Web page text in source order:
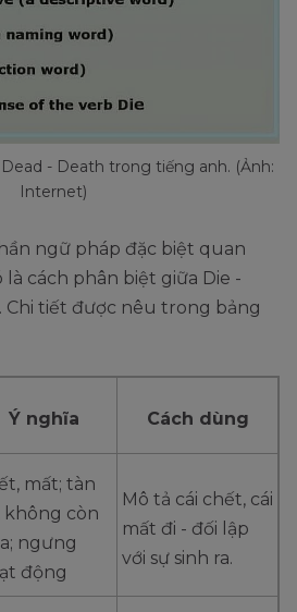
- Death trong tiếng anh. (Ảnh:
Internet)
ngữ pháp đặc biệt quan
cách phân biệt giữa Die -
Chi tiết được nêu trong bảng
Ý nghĩa Cách dùng
mất; tàn
không còn
ngưng
động
Mô tả cái chết, cái
mất đi - đối lập
với sự sinh ra.